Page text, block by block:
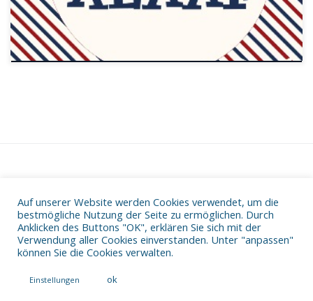
Datenschutz
Impressum
Auf unserer Website werden Cookies verwendet, um die
bestmögliche Nutzung der Seite zu ermöglichen. Durch
Anklicken des Buttons "OK", erklären Sie sich mit der
Verwendung aller Cookies einverstanden. Unter "anpassen"
können Sie die Cookies verwalten.
Einstellungen ok